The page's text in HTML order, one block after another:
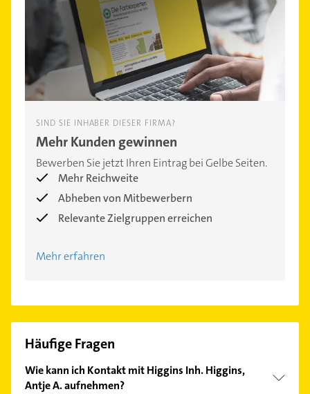
SIND SIE INHABER DIESER FIRMA?
Mehr Kunden gewinnen
Bewerben Sie jetzt Ihren Eintrag bei Gelbe Seiten.
Mehr Reichweite
Abheben von Mitbewerbern
Relevante Zielgruppen erreichen
Mehr erfahren
Häufige Fragen
Wie kann ich Kontakt mit Higgins Inh. Higgins,
Antje A. aufnehmen?